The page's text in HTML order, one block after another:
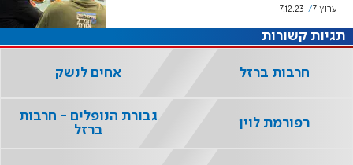
ערוץ 7 7.12.23
תגיות קשורות
חרבות ברזל אחים לנשק
רפורמת לוין
גבורת הנופלים - חרבות
ברזל